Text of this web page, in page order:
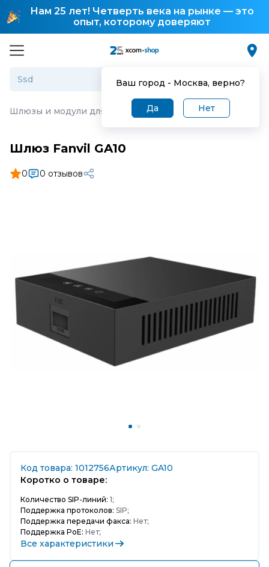
Нам 25 лет! Четверть века на рынке — это
опыт, которому доверяют
Ваш город - Москва, верно?
Да Нет
Шлюзы и модули для IP-телефонии Шлюз Fanvil GA10
Шлюз Fanvil GA10
0 0 отзывов
Код товара: 1012756Артикул: GA10
Коротко о товаре:
Количество SIP-линий: 1;
Поддержка протоколов: SIP;
Поддержка передачи факса: Нет;
Поддержка PoE: Нет;
Все характеристики